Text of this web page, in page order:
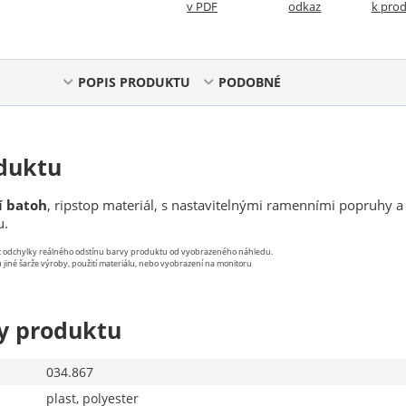
v PDF odkaz k
POPIS PRODUKTU PODOBNÉ
batoh, ripstop materiál, s nastavitelnými ramenními popruhy a
odchylky reálného odstínu barvy produktu od vyobrazeného náhledu.
jiné šarže výroby, použití materiálu, nebo vyobrazení na monitoru
produktu
034.867
plast, polyester